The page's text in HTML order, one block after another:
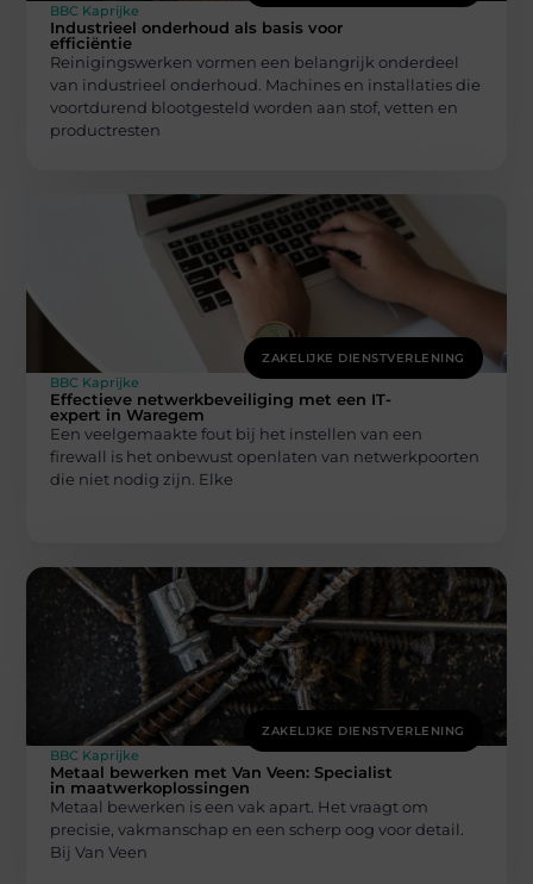
BBC Kaprijke
Industrieel onderhoud als basis voor
efficiëntie
Reinigingswerken vormen een belangrijk onderdeel
van industrieel onderhoud. Machines en installaties die
voortdurend blootgesteld worden aan stof, vetten en
productresten
ZAKELIJKE DIENSTVERLENING
BBC Kaprijke
Effectieve netwerkbeveiliging met een IT-
expert in Waregem
Een veelgemaakte fout bij het instellen van een
firewall is het onbewust openlaten van netwerkpoorten
die niet nodig zijn. Elke
ZAKELIJKE DIENSTVERLENING
BBC Kaprijke
Metaal bewerken met Van Veen: Specialist
in maatwerkoplossingen
Metaal bewerken is een vak apart. Het vraagt om
precisie, vakmanschap en een scherp oog voor detail.
Bij Van Veen